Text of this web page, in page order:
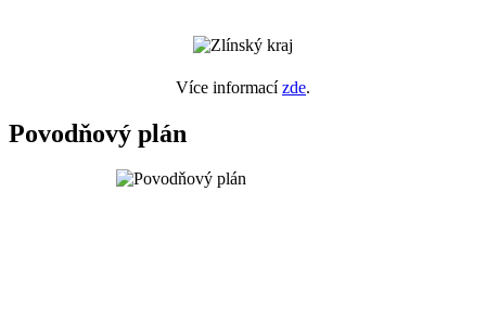
Více informacízde.
Povodňový plán